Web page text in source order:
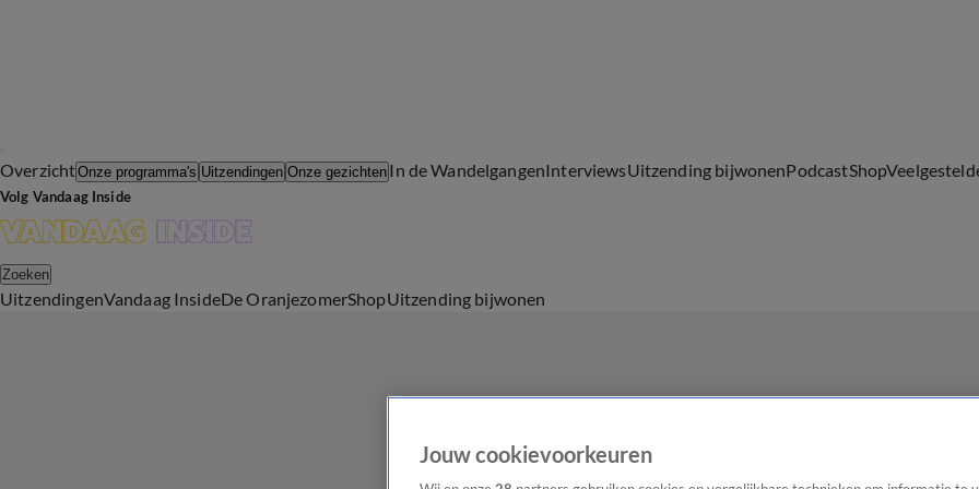
OverzichtOnze programma's Uitzendingen Onze gezichten In de WandelgangenInterviewsUitzending bijwonenPodcastShop
Volg Vandaag Inside
Zoeken
UitzendingenVandaag InsideDe OranjezomerShopUitzending bijwonen
Jouw cookievoorkeuren